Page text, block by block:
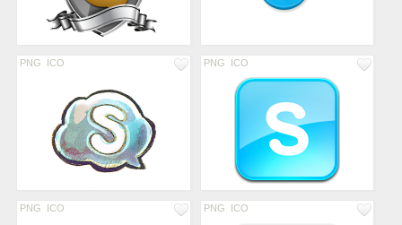
PNG ICO PNG ICO
PNG ICO PNG ICO